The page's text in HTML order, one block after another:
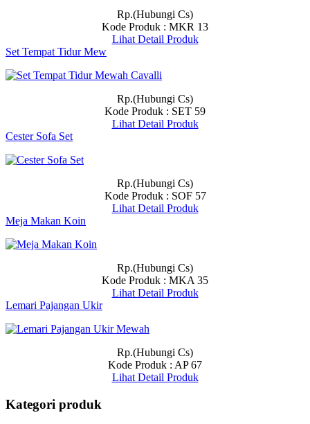
Rp.(Hubungi Cs)
Kode Produk : MKR 13
Lihat Detail Produk
Set Tempat Tidur Mew
Rp.(Hubungi Cs)
Kode Produk : SET 59
Lihat Detail Produk
Cester Sofa Set
Rp.(Hubungi Cs)
Kode Produk : SOF 57
Lihat Detail Produk
Meja Makan Koin
Rp.(Hubungi Cs)
Kode Produk : MKA 35
Lihat Detail Produk
Lemari Pajangan Ukir
Rp.(Hubungi Cs)
Kode Produk : AP 67
Lihat Detail Produk
Kategori produk